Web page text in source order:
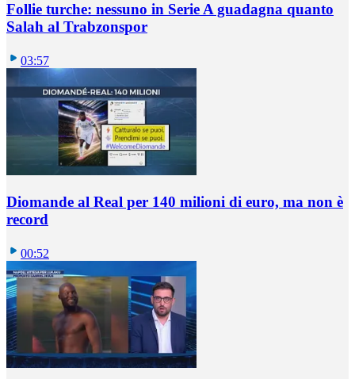
Follie turche: nessuno in Serie A guadagna quanto
Salah al Trabzonspor
03:57
Diomande al Real per 140 milioni di euro, ma non è
record
00:52